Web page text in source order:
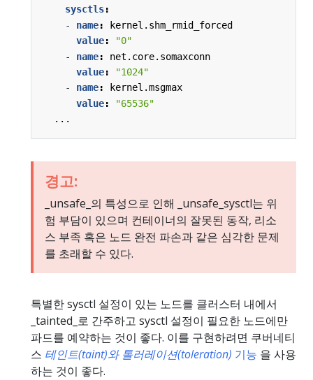
sysctls:
- name:
kernel.shm_rmid_forced
value:
"0"
- name:
net.core.somaxconn
value:
"1024"
- name:
kernel.msgmax
value:
"65536"
...
경고:
_unsafe_의 특성으로 인해 _unsafe_sysctl는 위
험 부담이 있으며 컨테이너의 잘못된 동작, 리소
스 부족 혹은 노드 완전 파손과 같은 심각한 문제
를 초래할 수 있다.
특별한 sysctl 설정이 있는 노드를 클러스터 내에서
_tainted_로 간주하고 sysctl 설정이 필요한 노드에만
파드를 예약하는 것이 좋다. 이를 구현하려면 쿠버네티
스 테인트(taint)와 톨러레이션(toleration) 기능 을 사용
하는 것이 좋다.